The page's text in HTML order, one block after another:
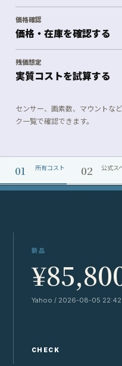
価格確認
価格・在庫を確認する
残価想定
実質コストを試算する
センサー、画素数、マウントな
ク一覧で確認できます。
01 所有コスト 02 公式ス
新品
Yahoo / 2026-08-05
CHECK